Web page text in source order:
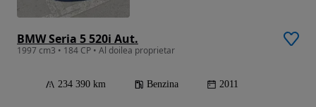
BMW Seria 5 520i Aut.
1997 cm3 • 184 CP • Al doilea proprietar
234 390 km Benzina 2011